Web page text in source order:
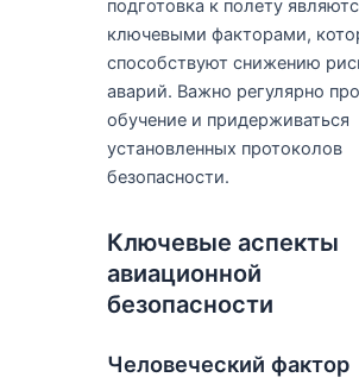
подготовка к полету
ключевыми факторами,
способствуют снижению
аварий. Важно регулярно
обучение и придерживаться
установленных протоколов
безопасности.
Ключевые аспекты
авиационной
безопасности
Человеческий фактор